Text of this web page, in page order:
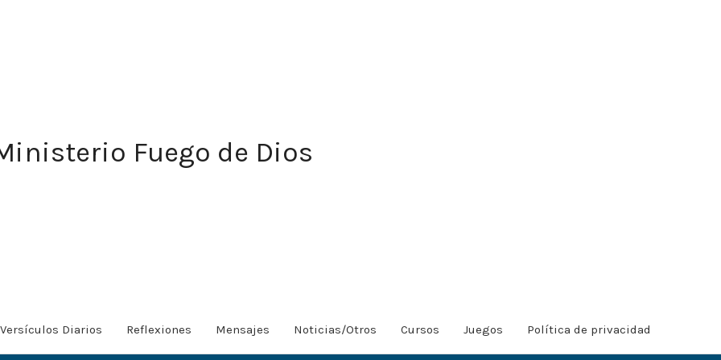
Fuego de Dios
Versículos Diarios Reflexiones Mensajes Noticias/Otros Cursos Juegos Política de privacidad